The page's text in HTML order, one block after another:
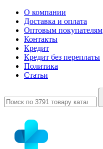
О компании
Доставка и оплата
Оптовым покупателям
Контакты
Кредит
Кредит без переплаты
Политика
Статьи